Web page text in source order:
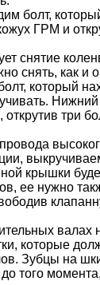
болт,
ГРМ и
снятие
снять, как и
который
три
крышки
ее нужно
валах
которые
Зубцы на
того